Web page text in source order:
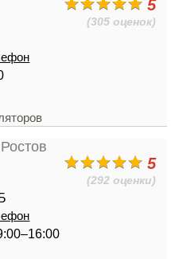
5
(305 оценок)
5
(292 оценки)